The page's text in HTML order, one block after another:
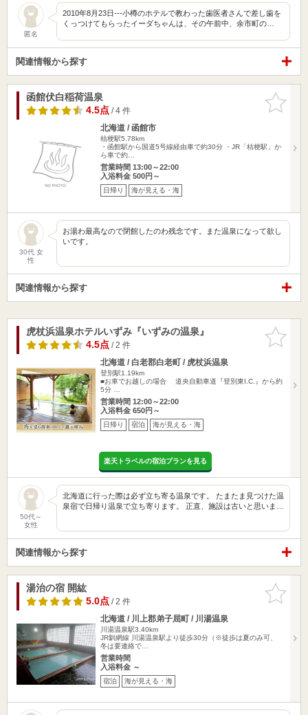
匿名
2010年8月23日---小樽のホテルで教わった歯医者さんで差し歯を
くっつけてもらったイーダちゃんは、その午前中、余市町の…
関連情報から探す
お気に入
りに追加
函館伏白稲荷温泉
4.5点/ 4 件
北海道 / 函館市
桔梗駅5.78km
・函館駅から国道5号線経由車で約30分 ・JR「桔梗駅」か
ら車で約…
営業時間 13:00～22:00
入浴料金 500円～
日帰り 海が見える・海
30代 女
性
お湯わ最高なので閉館したのわ残念です。また温泉になって欲し
いです。
関連情報から探す
お気に入
りに追加
虎杖浜温泉ホテルいずみ『いずみの温泉』
4.5点/ 2 件
北海道 / 白老郡白老町 / 虎杖浜温泉
登別駅1.19km
■お車でお越しの場合 道央自動車道『登別東I.C.』から約
5分 …
営業時間 12:00～22:00
入浴料金 650円～
日帰り 宿泊 海が見える・海
楽天トラベルの宿泊プランを見る
50代～
女性
北海道に行った際は必ず立ち寄る温泉です。 たまたま見つけた温
泉宿で日帰り温泉で立ち寄ります。 正直、施設は古いと思いま…
関連情報から探す
お気に入
りに追加
湯治の宿 開紘
5.0点/ 2 件
北海道 / 川上郡弟子屈町 / 川湯温泉
川湯温泉駅3.40km
JR釧網線 川湯温泉駅より徒歩30分（※徒歩は夏のみ可、
冬は要連絡で…
営業時間
入浴料金 ～
宿泊 海が見える・海